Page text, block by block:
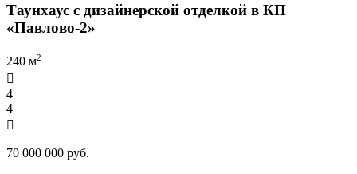
Таунхаус с дизайнерской отделкой в КП
«Павлово-2»
240 м2

4
4

70 000 000 руб.